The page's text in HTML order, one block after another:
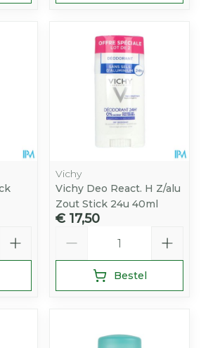
Vichy
Vichy Deo React. H Z/alu
Zout Stick 24u 40ml
€ 17,50
Bestel